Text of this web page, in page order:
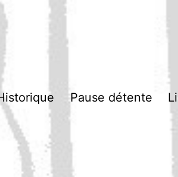
Pause détente